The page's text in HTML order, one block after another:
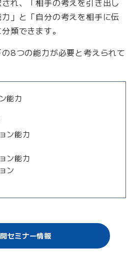
れ、「相手の考えを引き出し
」と「自分の考えを相手に伝
類できます。
8つの能力が必要と考えられて
能力
ン能力
ン能力
ン
セミナー情報